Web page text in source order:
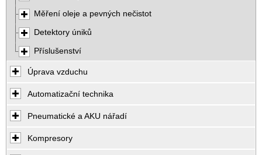
Měření oleje a pevných nečistot
Detektory úniků
Příslušenství
Úprava vzduchu
Automatizační technika
Pneumatické a AKU nářadí
Kompresory